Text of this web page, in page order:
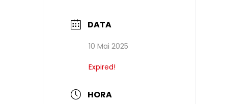
DATA
10 Mai 2025
Expired!
HORA